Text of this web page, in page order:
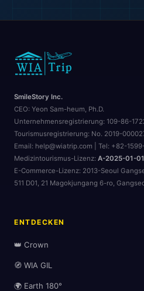
SmileStory Inc.
CEO: Yeon Sam-heum, Ph.D.
Unternehmensregistrierung: 109-86-
Tourismusregistrierung: No. 2019-
Email: help@wiatrip.com | Tel: +82-
Medizintourismus-Lizenz: A-2025-01-
E-Commerce-Lizenz: 2013-Seoul
511 D01, 21 Magokjungang 6-ro,
ENTDECKEN
👑 Crown
🧭 WIA GIL
🌍 Earth 180°